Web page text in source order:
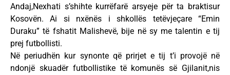
Andaj,Nexhati s’shihte kurrëfarë arsyeje për ta braktisur
Kosovën. Ai si nxënës i shkollës tetëvjeçare “Emin
Duraku” të fshatit Malishevë, bije në sy me talentin e tij
prej futbollisti.
Në periudhën kur synonte që prirjet e tij t’i provojë në
ndonjë skuadër futbollistike të komunës së Gjilanit,nis